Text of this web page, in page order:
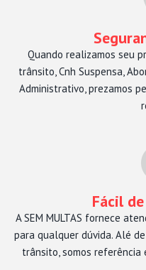
Quando realizamos seu
trânsito, Cnh Suspensa,
Administrativo, prezamos
Fácil
A SEM MULTAS fornece
para qualquer dúvida. Alé
trânsito, somos